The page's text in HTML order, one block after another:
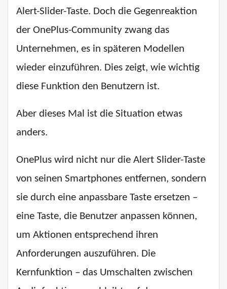
Alert-Slider-Taste. Doch die Gegenreaktion
der OnePlus-Community zwang das
Unternehmen, es in späteren Modellen
wieder einzuführen. Dies zeigt, wie wichtig
diese Funktion den Benutzern ist.
Aber dieses Mal ist die Situation etwas
anders.
OnePlus wird nicht nur die Alert Slider-Taste
von seinen Smartphones entfernen, sondern
sie durch eine anpassbare Taste ersetzen –
eine Taste, die Benutzer anpassen können,
um Aktionen entsprechend ihren
Anforderungen auszuführen. Die
Kernfunktion – das Umschalten zwischen